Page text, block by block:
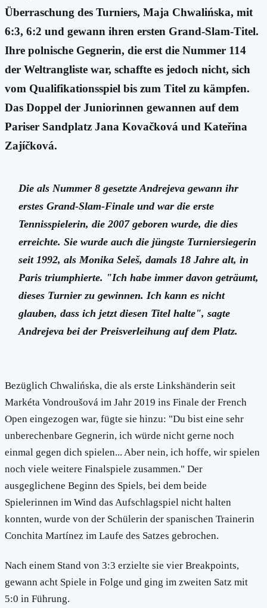
Überraschung des Turniers, Maja Chwalińska, mit
6:3, 6:2 und gewann ihren ersten Grand-Slam-Titel.
Ihre polnische Gegnerin, die erst die Nummer 114
der Weltrangliste war, schaffte es jedoch nicht, sich
vom Qualifikationsspiel bis zum Titel zu kämpfen.
Das Doppel der Juniorinnen gewannen auf dem
Pariser Sandplatz Jana Kovačková und Kateřina
Zajíčková.
Die als Nummer 8 gesetzte Andrejeva gewann ihr
erstes Grand-Slam-Finale und war die erste
Tennisspielerin, die 2007 geboren wurde, die dies
erreichte. Sie wurde auch die jüngste Turniersiegerin
seit 1992, als Monika Seleš, damals 18 Jahre alt, in
Paris triumphierte. "Ich habe immer davon geträumt,
dieses Turnier zu gewinnen. Ich kann es nicht
glauben, dass ich jetzt diesen Titel halte", sagte
Andrejeva bei der Preisverleihung auf dem Platz.
Bezüglich Chwalińska, die als erste Linkshänderin seit
Markéta Vondroušová im Jahr 2019 ins Finale der French
Open eingezogen war, fügte sie hinzu: "Du bist eine sehr
unberechenbare Gegnerin, ich würde nicht gerne noch
einmal gegen dich spielen... Aber nein, ich hoffe, wir spielen
noch viele weitere Finalspiele zusammen." Der
ausgeglichene Beginn des Spiels, bei dem beide
Spielerinnen im Wind das Aufschlagspiel nicht halten
konnten, wurde von der Schülerin der spanischen Trainerin
Conchita Martínez im Laufe des Satzes gebrochen.
Nach einem Stand von 3:3 erzielte sie vier Breakpoints,
gewann acht Spiele in Folge und ging im zweiten Satz mit
5:0 in Führung.